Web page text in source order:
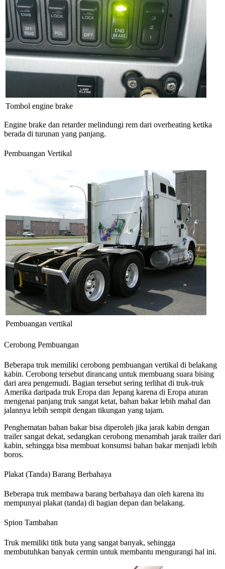
Tombol engine brake
Engine brake dan retarder melindungi rem dari overheating ketika
berada di turunan yang panjang.
Pembuangan Vertikal
Pembuangan vertikal
Cerobong Pembuangan
Beberapa truk memiliki cerobong pembuangan vertikal di belakang
kabin. Cerobong tersebut dirancang untuk membuang suara bising
dari area pengemudi. Bagian tersebut sering terlihat di truk-truk
Amerika daripada truk Eropa dan Jepang karena di Eropa aturan
mengenai panjang truk sangat ketat, bahan bakar lebih mahal dan
jalannya lebih sempit dengan tikungan yang tajam.
Penghematan bahan bakar bisa diperoleh jika jarak kabin dengan
trailer sangat dekat, sedangkan cerobong menambah jarak trailer dari
kabin, sehingga bisa membuat konsumsi bahan bakar menjadi lebih
boros.
Plakat (Tanda) Barang Berbahaya
Beberapa truk membawa barang berbahaya dan oleh karena itu
mempunyai plakat (tanda) di bagian depan dan belakang.
Spion Tambahan
Truk memiliki titik buta yang sangat banyak, sehingga
membutuhkan banyak cermin untuk membantu mengurangi hal ini.